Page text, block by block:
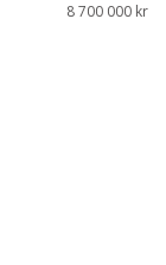
8 700 000 kr